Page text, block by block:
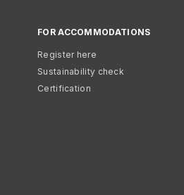
FOR ACCOMMODATIONS
Register here
Sustainability check
Certification